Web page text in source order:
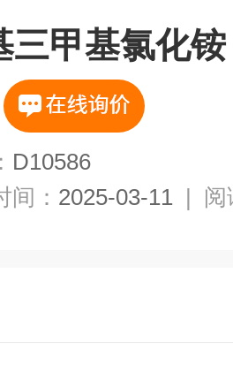
三甲基氯化铵
D10586
间： 2025-03-11 | 阅